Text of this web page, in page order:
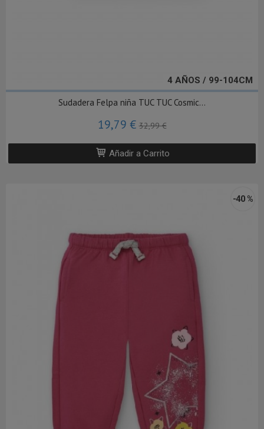
4 AÑOS / 99-104CM
Sudadera Felpa niña TUC TUC Cosmic...
19,79 €32,99 €
Añadir a Carrito
-40 %